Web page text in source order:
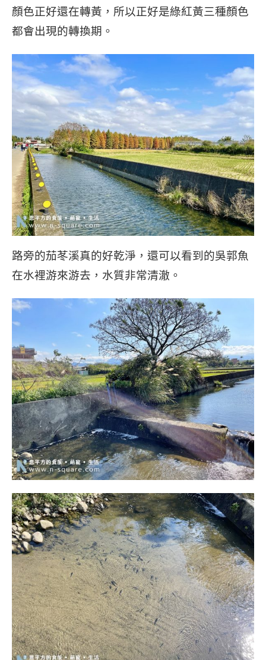
顏色正好還在轉黃，所以正好是綠紅黃三種顏色
都會出現的轉換期。
路旁的茄苳溪真的好乾淨，還可以看到的吳郭魚
在水裡游來游去，水質非常清澈。